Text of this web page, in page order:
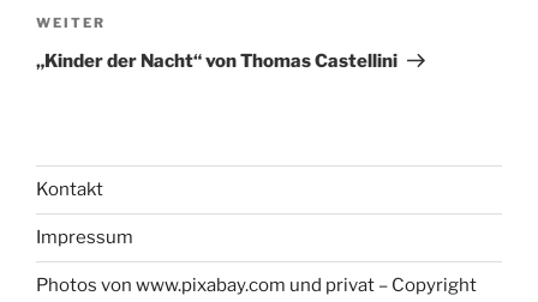
Navigation
Nächster
Beitrag
WEITER
„Kinder der Nacht“ von Thomas Castellini
Kontakt
Impressum
Photos von www.pixabay.com und privat – Copyright